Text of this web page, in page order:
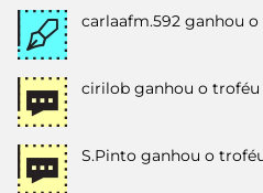
carlaafm.592 ganhou o
cirilob ganhou o
S.Pinto ganhou o